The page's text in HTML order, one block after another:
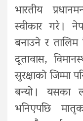
भारतीय
स्वीकार गरे ।
बनाउने र तालिम
दूतावास,
सुरक्षाको जिम्मा
बन्यो । यसका
भनिएपछि